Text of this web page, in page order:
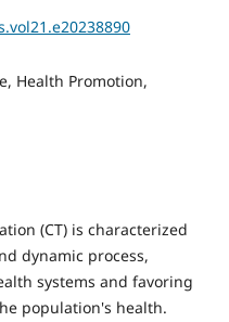
Health Promotion,
(CT) is characterized
dynamic process,
systems and favoring
population's health.